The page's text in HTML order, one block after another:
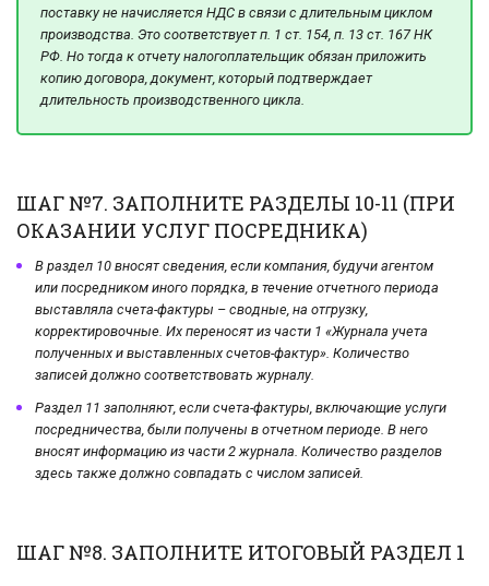
поставку не начисляется НДС в связи с длительным циклом
производства. Это соответствует п. 1 ст. 154, п. 13 ст. 167 НК
РФ. Но тогда к отчету налогоплательщик обязан приложить
копию договора, документ, который подтверждает
длительность производственного цикла.
ШАГ №7. ЗАПОЛНИТЕ РАЗДЕЛЫ 10-11 (ПРИ
ОКАЗАНИИ УСЛУГ ПОСРЕДНИКА)
В раздел 10 вносят сведения, если компания, будучи агентом
или посредником иного порядка, в течение отчетного периода
выставляла счета-фактуры – сводные, на отгрузку,
корректировочные. Их переносят из части 1 «Журнала учета
полученных и выставленных счетов-фактур». Количество
записей должно соответствовать журналу.
Раздел 11 заполняют, если счета-фактуры, включающие услуги
посредничества, были получены в отчетном периоде. В него
вносят информацию из части 2 журнала. Количество разделов
здесь также должно совпадать с числом записей.
ШАГ №8. ЗАПОЛНИТЕ ИТОГОВЫЙ РАЗДЕЛ 1